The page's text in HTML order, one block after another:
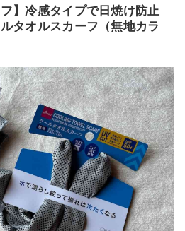
】冷感タイプで日焼け防止
タオルスカーフ（無地カラ